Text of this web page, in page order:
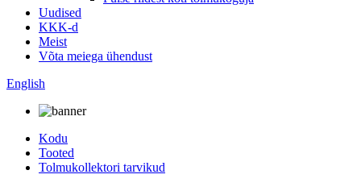
Uudised
KKK-d
Meist
Võta meiega ühendust
English
Kodu
Tooted
Tolmukollektori tarvikud